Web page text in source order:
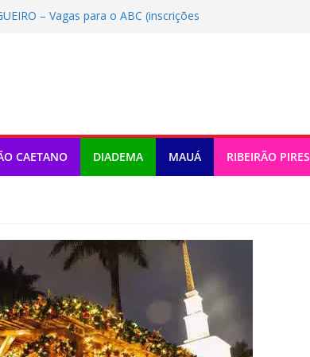
– Vagas para o ABC (inscrições
– Vagas para o ABC
DE PERDAS – Vagas para o ABC
CAETANO DIADEMA MAUÁ RIBEIRÃO PIRES